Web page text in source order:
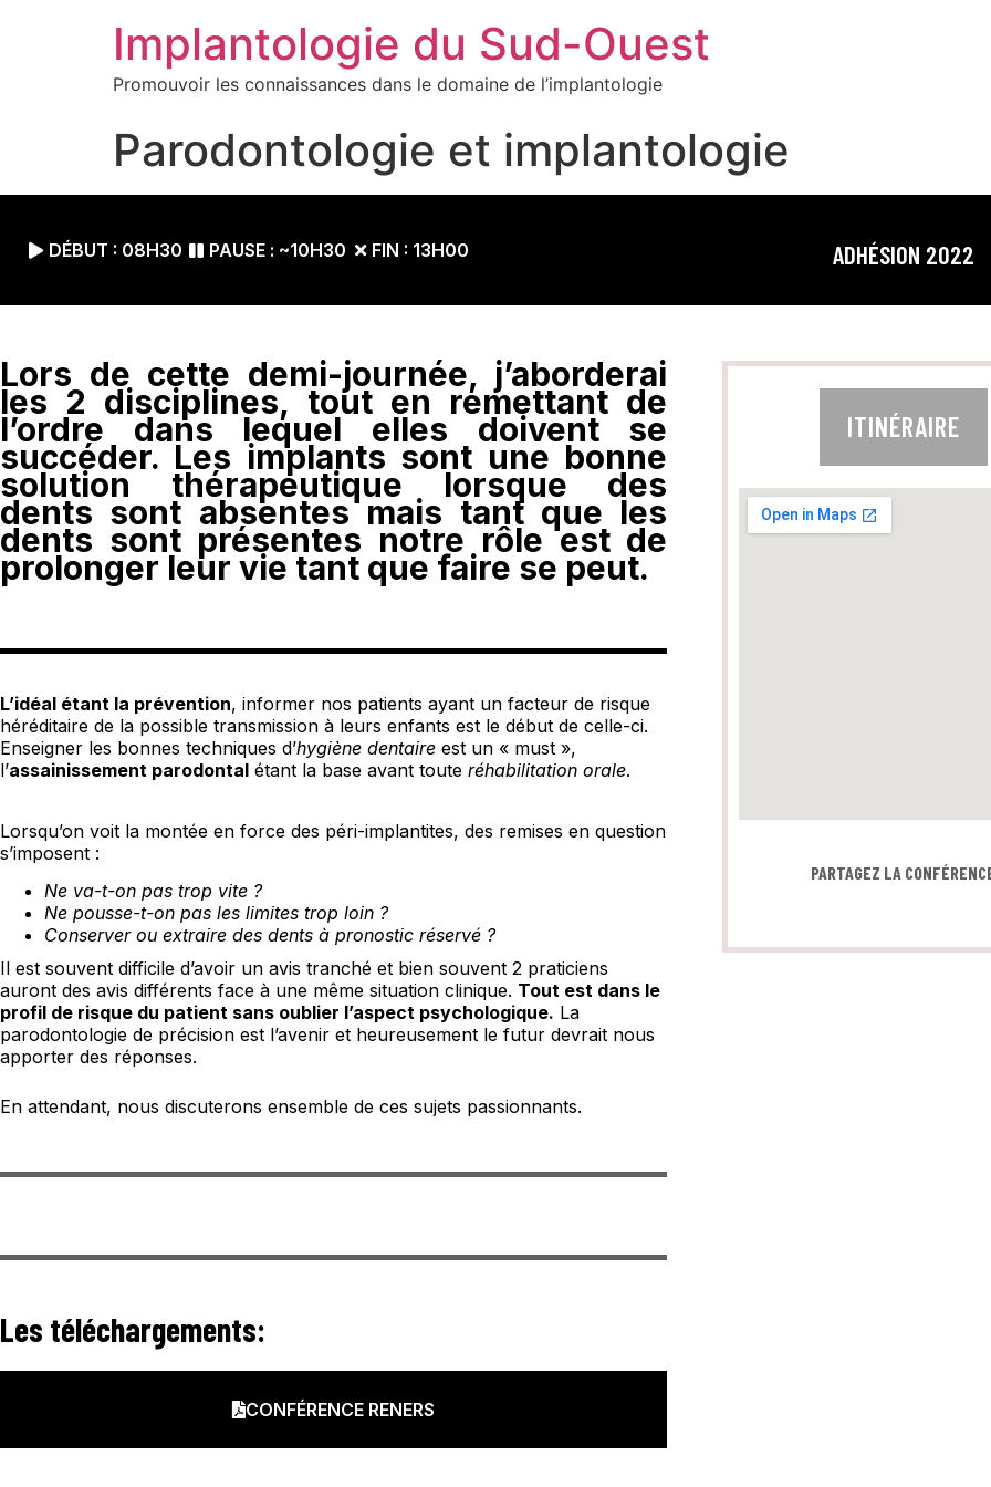
Implantologie du Sud-Ouest
Promouvoir les connaissances dans le domaine de l’implantologie
Parodontologie et implantologie
DÉBUT : 08H30 PAUSE : ~10H30 FIN : 13H00 ADHÉSION 2022
Lors de cette demi-journée, j’aborderai
les 2 disciplines, tout en remettant de
l’ordre dans lequel elles doivent se
succéder. Les implants sont une bonne
solution thérapeutique lorsque des
dents sont absentes mais tant que les
dents sont présentes notre rôle est de
prolonger leur vie tant que faire se peut.
L’idéal étant la prévention, informer nos patients ayant un facteur de risque
héréditaire de la possible transmission à leurs enfants est le début de celle-ci.
Enseigner les bonnes techniques d’hygiène dentaire est un « must »,
l’assainissement parodontal étant la base avant toute réhabilitation orale.
Lorsqu’on voit la montée en force des péri-implantites, des remises en question
s’imposent :
Ne va-t-on pas trop vite ?
Ne pousse-t-on pas les limites trop loin ?
Conserver ou extraire des dents à pronostic réservé ?
Il est souvent difficile d’avoir un avis tranché et bien souvent 2 praticiens
auront des avis différents face à une même situation clinique. Tout est dans le
profil de risque du patient sans oublier l’aspect psychologique. La
parodontologie de précision est l’avenir et heureusement le futur devrait nous
apporter des réponses.
En attendant, nous discuterons ensemble de ces sujets passionnants.
Les téléchargements:
CONFÉRENCE RENERS
ITINÉRAIRE
PARTAGEZ LA